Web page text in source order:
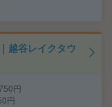
越谷レイクタウ
円
円